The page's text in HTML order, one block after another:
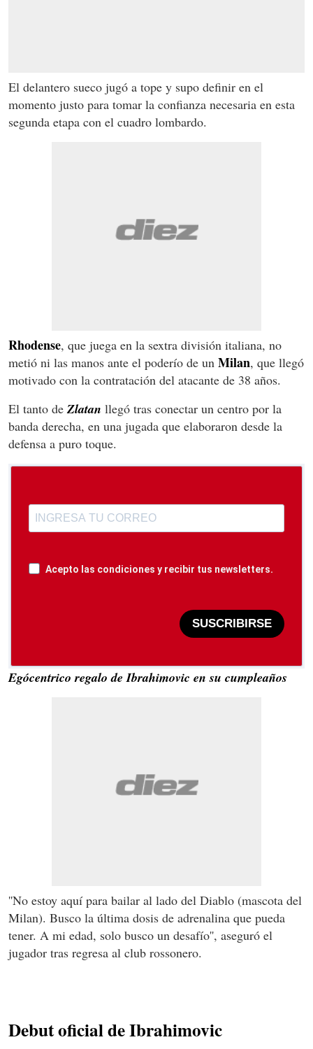
El delantero sueco jugó a tope y supo definir en el
momento justo para tomar la confianza necesaria en esta
segunda etapa con el cuadro lombardo.
Rhodense, que juega en la sextra división italiana, no
metió ni las manos ante el poderío de un Milan, que llegó
motivado con la contratación del atacante de 38 años.
El tanto deZlatan llegó tras conectar un centro por la
banda derecha, en una jugada que elaboraron desde la
defensa a puro toque.
Acepto las condiciones y recibir tus newsletters.
SUSCRIBIRSE
Egócentrico regalo de Ibrahimovic en su cumpleaños
''No estoy aquí para bailar al lado del Diablo (mascota del
Milan). Busco la última dosis de adrenalina que pueda
tener. A mi edad, solo busco un desafío'', aseguró el
jugador tras regresa al club rossonero.
Debut oficial de Ibrahimovic